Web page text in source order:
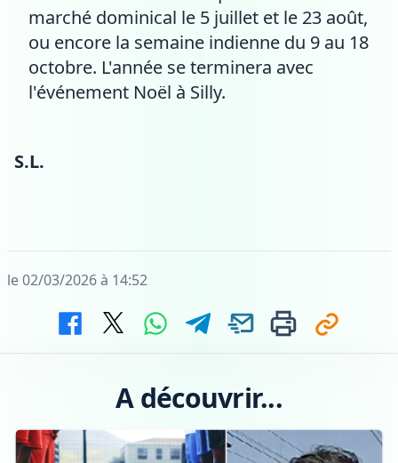
marché dominical le 5 juillet et le 23 août,
ou encore la semaine indienne du 9 au 18
octobre. L'année se terminera avec
l'événement Noël à Silly.
S.L.
le 02/03/2026 à 14:52
A découvrir...